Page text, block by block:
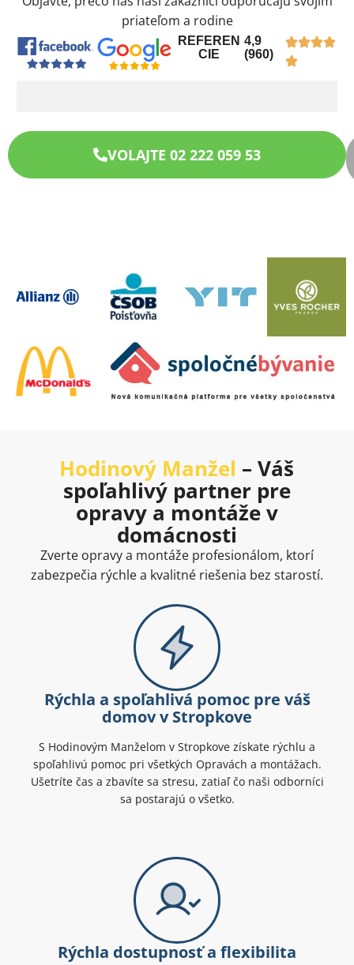
priateľom a rodine
REFEREN
CIE
4,9
(960)
VOLAJTE 02 222 059 53
Hodinový Manžel – Váš
spoľahlivý partner pre
opravy a montáže v
domácnosti
Zverte opravy a montáže profesionálom, ktorí
zabezpečia rýchle a kvalitné riešenia bez starostí.
Rýchla a spoľahlivá pomoc pre váš
domov v Stropkove
S Hodinovým Manželom v Stropkove získate rýchlu a
spoľahlivú pomoc pri všetkých Opravách a montážach.
Ušetríte čas a zbavíte sa stresu, zatiaľ čo naši odborníci
sa postarajú o všetko.
Rýchla dostupnosť a flexibilita